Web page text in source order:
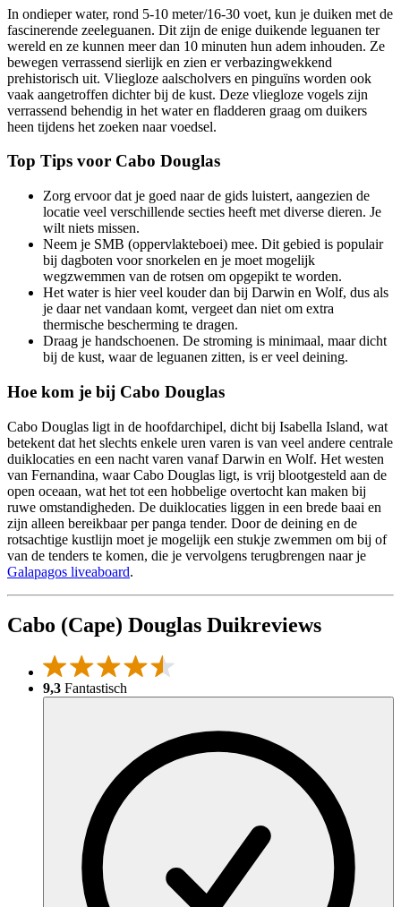
In ondieper water, rond 5-10 meter/16-30 voet, kun je duiken met de
fascinerende zeeleguanen. Dit zijn de enige duikende leguanen ter
wereld en ze kunnen meer dan 10 minuten hun adem inhouden. Ze
bewegen verrassend sierlijk en zien er verbazingwekkend
prehistorisch uit. Vliegloze aalscholvers en pinguïns worden ook
vaak aangetroffen dichter bij de kust. Deze vliegloze vogels zijn
verrassend behendig in het water en fladderen graag om duikers
heen tijdens het zoeken naar voedsel.
Top Tips voor Cabo Douglas
Zorg ervoor dat je goed naar de gids luistert, aangezien de
locatie veel verschillende secties heeft met diverse dieren. Je
wilt niets missen.
Neem je SMB (oppervlakteboei) mee. Dit gebied is populair
bij dagboten voor snorkelen en je moet mogelijk
wegzwemmen van de rotsen om opgepikt te worden.
Het water is hier veel kouder dan bij Darwin en Wolf, dus als
je daar net vandaan komt, vergeet dan niet om extra
thermische bescherming te dragen.
Draag je handschoenen. De stroming is minimaal, maar dicht
bij de kust, waar de leguanen zitten, is er veel deining.
Hoe kom je bij Cabo Douglas
Cabo Douglas ligt in de hoofdarchipel, dicht bij Isabella Island, wat
betekent dat het slechts enkele uren varen is van veel andere centrale
duiklocaties en een nacht varen vanaf Darwin en Wolf. Het westen
van Fernandina, waar Cabo Douglas ligt, is vrij blootgesteld aan de
open oceaan, wat het tot een hobbelige overtocht kan maken bij
ruwe omstandigheden. De duiklocaties liggen in een brede baai en
zijn alleen bereikbaar per panga tender. Door de deining en de
rotsachtige kustlijn moet je mogelijk een stukje zwemmen om bij of
van de tenders te komen, die je vervolgens terugbrengen naar je
Galapagos liveaboard.
Cabo (Cape) Douglas Duikreviews
9,3 Fantastisch